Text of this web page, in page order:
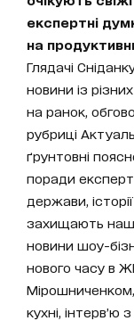
експертні
на
Глядачі
новини із
на ранок,
рубриці
ґрунтовні
поради
держави,
захищають
новини шоу-
нового часу в
Мірошниченком,
кухні, інтерв’ю